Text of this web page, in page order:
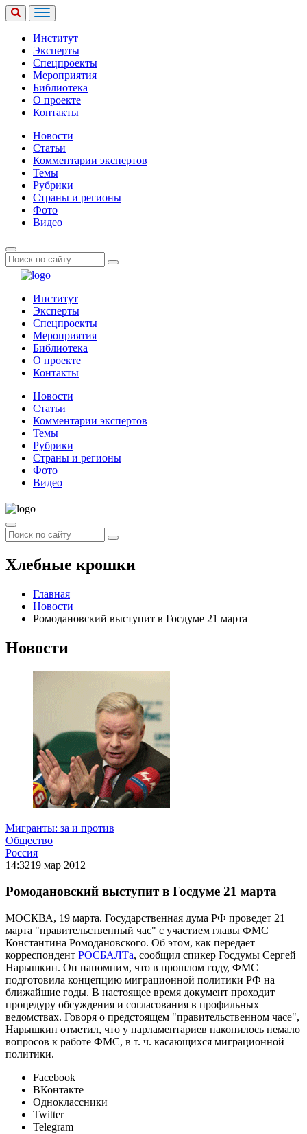
Институт
Эксперты
Спецпроекты
Мероприятия
Библиотека
О проекте
Контакты
Новости
Статьи
Комментарии экспертов
Темы
Рубрики
Страны и регионы
Фото
Видео
Институт
Эксперты
Спецпроекты
Мероприятия
Библиотека
О проекте
Контакты
Новости
Статьи
Комментарии экспертов
Темы
Рубрики
Страны и регионы
Фото
Видео
Хлебные крошки
Главная
Новости
Ромодановский выступит в Госдуме 21 марта
Новости
Мигранты: за и против
Общество
Россия
14:3219 мар 2012
Ромодановский выступит в Госдуме 21 марта
МОСКВА, 19 марта. Государственная дума РФ проведет 21
марта "правительственный час" с участием главы ФМС
Константина Ромодановского. Об этом, как передает
корреспондент РОСБАЛТа, сообщил спикер Госдумы Сергей
Нарышкин. Он напомним, что в прошлом году, ФМС
подготовила концепцию миграционной политики РФ на
ближайшие годы. В настоящее время документ проходит
процедуру обсуждения и согласования в профильных
ведомствах. Говоря о предстоящем "правительственном часе",
Нарышкин отметил, что у парламентариев накопилось немало
вопросов к работе ФМС, в т. ч. касающихся миграционной
политики.
Facebook
ВКонтакте
Одноклассники
Twitter
Telegram